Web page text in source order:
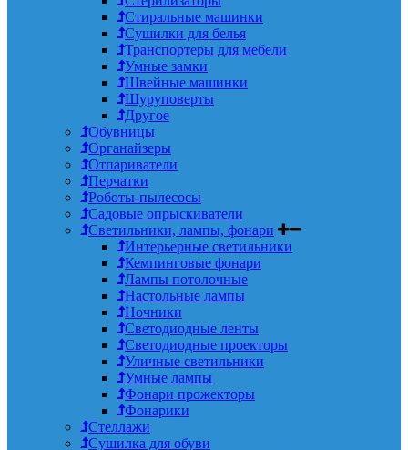
Стиральные машинки
Сушилки для белья
Транспортеры для мебели
Умные замки
Швейные машинки
Шуруповерты
Другое
Обувницы
Органайзеры
Отпариватели
Перчатки
Роботы-пылесосы
Садовые опрыскиватели
Светильники, лампы, фонари
Интерьерные светильники
Кемпинговые фонари
Лампы потолочные
Настольные лампы
Ночники
Светодиодные ленты
Светодиодные проекторы
Уличные светильники
Умные лампы
Фонари прожекторы
Фонарики
Стеллажи
Сушилка для обуви